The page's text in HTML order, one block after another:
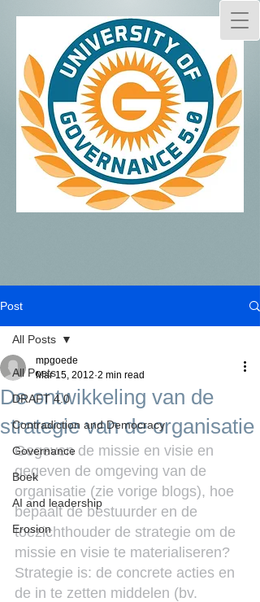
Post
All Posts
DRAFT 4.0
Contradiction and Democracy
Governance
Boek
AI and leadership
Erosion
All Posts
De ontwikkeling van de
strategie van de organisatie
mpgoede
Mar 15, 2012 2 min read
Gegeven de missie en visie en
gegeven de omgeving van de
organisatie (zie vorige blogs), hoe
bepaalt de bestuurder en de
toezichthouder de strategie om de
missie en visie te materialiseren?
Strategie is: de concrete acties en
de in te zetten middelen (bv.